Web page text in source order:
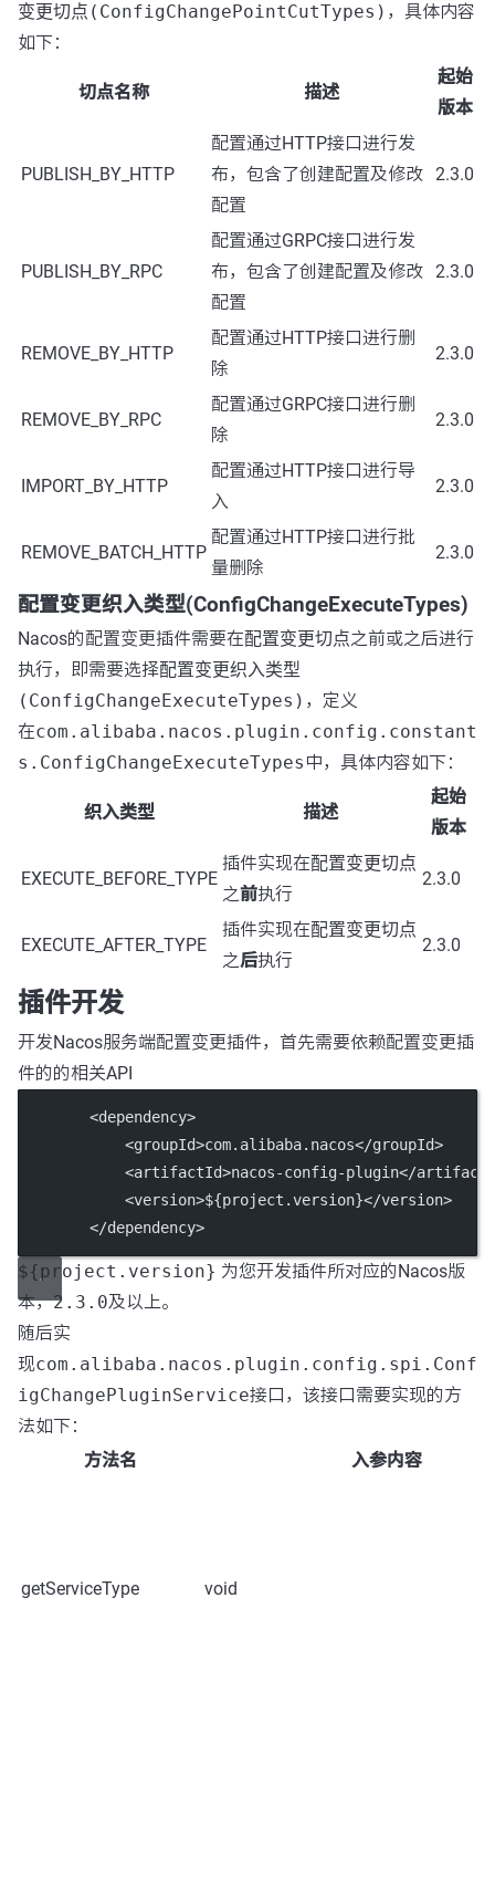
变更切点(ConfigChangePointCutTypes) ，具体内容
如下：
切点名称 描述
起始
版本
PUBLISH_BY_HTTP
配置通过HTTP接口进行发
布，包含了创建配置及修改
配置
2.3.0
PUBLISH_BY_RPC
配置通过GRPC接口进行发
布，包含了创建配置及修改
配置
2.3.0
REMOVE_BY_HTTP
配置通过HTTP接口进行删
除
2.3.0
REMOVE_BY_RPC
配置通过GRPC接口进行删
除
2.3.0
IMPORT_BY_HTTP
配置通过HTTP接口进行导
入
2.3.0
REMOVE_BATCH_HTTP
配置通过HTTP接口进行批
量删除
2.3.0
配置变更织入类型(ConfigChangeExecuteTypes)
Nacos的配置变更插件需要在配置变更切点之前或之后进行
执行，即需要选择配置变更织入类型
(ConfigChangeExecuteTypes) ，定义
在com.alibaba.nacos.plugin.config.constant
s.ConfigChangeExecuteTypes 中，具体内容如下：
织入类型 描述
起始
版本
EXECUTE_BEFORE_TYPE
插件实现在配置变更切点
之前执行
2.3.0
EXECUTE_AFTER_TYPE
插件实现在配置变更切点
之后执行
2.3.0
插件开发
开发Nacos服务端配置变更插件，首先需要依赖配置变更插
件的的相关API
        <
dependency>
            <
groupId>com.alibaba.nacos</groupId>
            <
artifactId>nacos-config-plugin</
            <
version>${project.version}</version>
        </
dependency>
${project.version} 为您开发插件所对应的Nacos版
本，2.3.0及以上。
随后实
现com.alibaba.nacos.plugin.config.spi.Conf
igChangePluginService接口，该接口需要实现的方
法如下：
方法名
入参内容
getServiceType void